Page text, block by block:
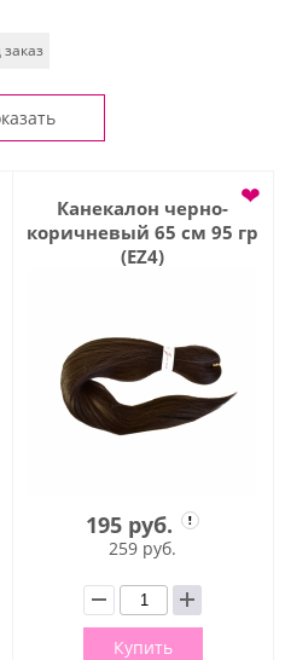
Канекалон черно-
коричневый 65 см 95 гр
(EZ4)
❤
195 руб.
259 руб.
Купить